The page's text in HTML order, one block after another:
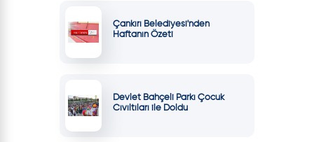
Çankırı Belediyesi'nden
Haftanın Özeti
Devlet Bahçeli Parkı Çocuk
Cıvıltıları ile Doldu